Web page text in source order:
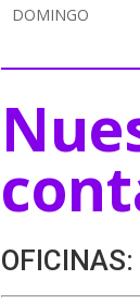
DOMINGO
OFICINAS: